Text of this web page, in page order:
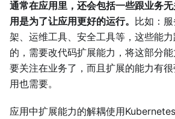
通常在应用里，还会包括一些跟业务
用是为了让应用更好的运行。 比如：
架、运维工具、安全工具等，这些能
的，需要改代码扩展能力，将这部分
要关注在业务了，而且扩展的能力有
用也需要。
应用中扩展能力的解耦使用